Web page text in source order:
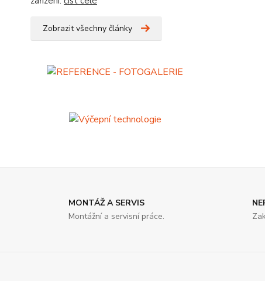
Zobrazit všechny články
MONTÁŽ A SERVIS
Montážní a servisní práce.